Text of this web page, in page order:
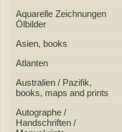
Aquarelle Zeichnungen
Ölbilder
Asien, books
Atlanten
Australien / Pazifik,
books, maps and prints
Autographe /
Handschriften /